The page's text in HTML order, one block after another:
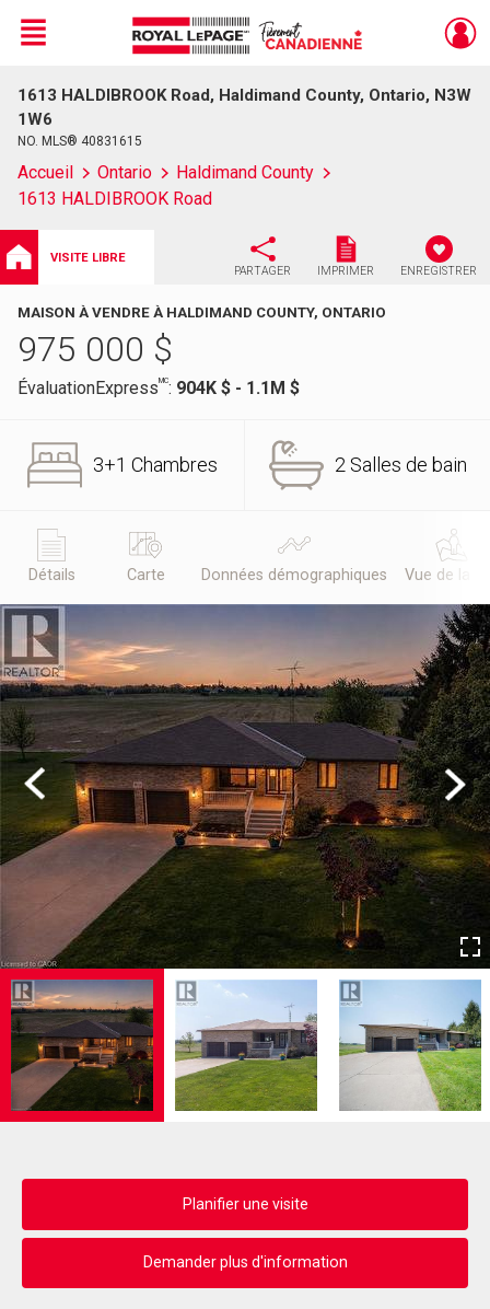
Live
En Direct
Menu
1613 HALDIBROOK Road, Haldimand County, Ontario, N3W
1W6
NO. MLS® 40831615
Accueil Ontario
Haldimand County
1613 HALDIBROOK Road
VISITE LIBRE
PARTAGER
IMPRIMER ENREGISTRER
MAISON À VENDRE À HALDIMAND COUNTY, ONTARIO
975 000 $
ÉvaluationExpressMC: 904K $ - 1.1M $
3+1 Chambres 2 Salles de bain
Détails Carte Données démographiques Vue de la
Previous Next
Planifier une visite
Demander plus d'information